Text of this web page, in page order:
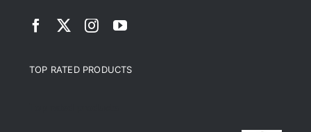
TOP RATED PRODUCTS